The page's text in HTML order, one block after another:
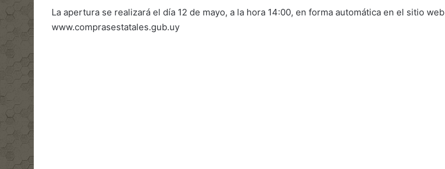
La apertura se realizará el día 12 de mayo, a la hora 14:00, en forma automática en el sitio web
www.comprasestatales.gub.uy